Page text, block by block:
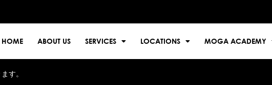
HOME ABOUT US SERVICES LOCATIONS MOGA ACADEMY
す。